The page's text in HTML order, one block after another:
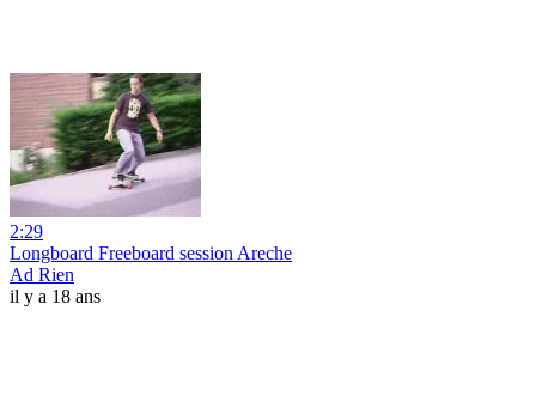
2:29
Longboard Freeboard session Areche
Ad Rien
il y a 18 ans